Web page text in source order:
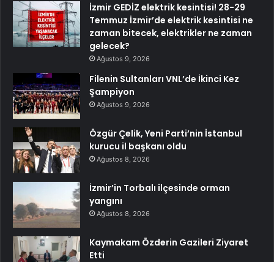
İzmir GEDİZ elektrik kesintisi! 28-29
Temmuz İzmir’de elektrik kesintisi ne
zaman bitecek, elektrikler ne zaman
gelecek?
Ağustos 9, 2026
Filenin Sultanları VNL’de İkinci Kez
Şampiyon
Ağustos 9, 2026
Özgür Çelik, Yeni Parti’nin İstanbul
kurucu il başkanı oldu
Ağustos 8, 2026
İzmir’in Torbalı ilçesinde orman
yangını
Ağustos 8, 2026
Kaymakam Özderin Gazileri Ziyaret
Etti